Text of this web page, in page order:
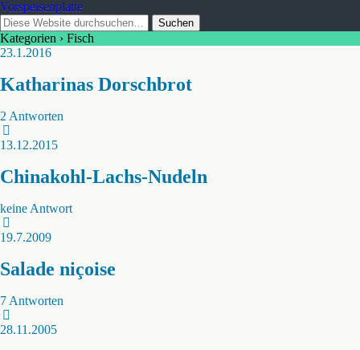
Vorspeisenplatte
Kategorien › Fisch
23.1.2016
Katharinas Dorschbrot
2 Antworten
13.12.2015
Chinakohl-Lachs-Nudeln
keine Antwort
19.7.2009
Salade niçoise
7 Antworten
28.11.2005